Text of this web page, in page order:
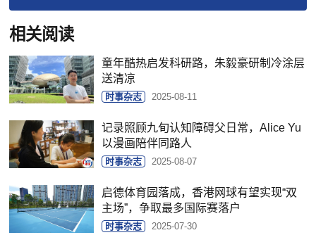
相关阅读
童年酷热启发科研路，朱毅豪研制冷涂层
送清凉
时事杂志 2025-08-11
记录照顾九旬认知障碍父日常，Alice Yu
以漫画陪伴同路人
时事杂志 2025-08-07
启德体育园落成，香港网球有望实现“双
主场”，争取最多国际赛落户
时事杂志 2025-07-30